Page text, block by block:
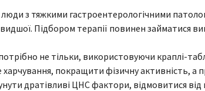
з тяжкими гастроентерологічними
Підбором терапії повинен займатися
не тільки, використовуючи краплі-
покращити фізичну активність, а
дратівливі ЦНС фактори, відмовитися від